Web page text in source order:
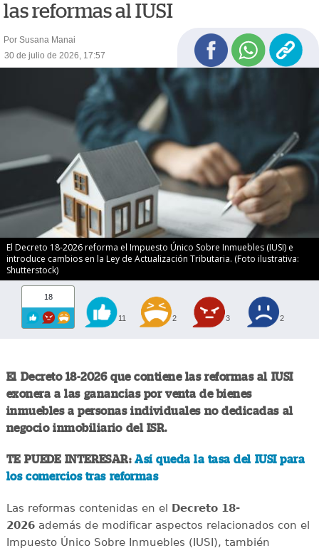
las reformas al IUSI
Por Susana Manai
30 de julio de 2026, 17:57
El Decreto 18-2026 reforma el Impuesto Único Sobre Inmuebles (IUSI) e
introduce cambios en la Ley de Actualización Tributaria. (Foto ilustrativa:
Shutterstock)
18
11 2 3 2
El Decreto 18-2026 que contiene las reformas al IUSI
exonera a las ganancias por venta de bienes
inmuebles a personas individuales no dedicadas al
negocio inmobiliario del ISR.
TE PUEDE INTERESAR:Así queda la tasa del IUSI para
los comercios tras reformas
Las reformas contenidas en el
Decreto 18-
2026además de modificar aspectos relacionados con el
Impuesto Único Sobre Inmuebles (IUSI), también